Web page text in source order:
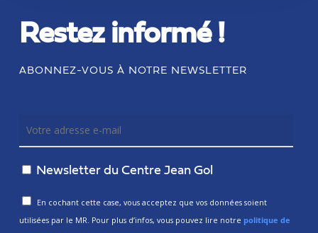
Restez informé !
ABONNEZ-VOUS À NOTRE NEWSLETTER
Newsletter du Centre Jean Gol
En cochant cette case, vous acceptez que vos données soient
utilisées par le MR. Pour plus d’infos, vous pouvez lire notre politique de